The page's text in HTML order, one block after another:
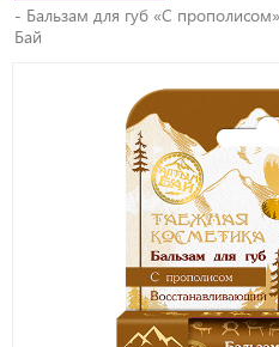
- Бальзам для губ «С
Бай